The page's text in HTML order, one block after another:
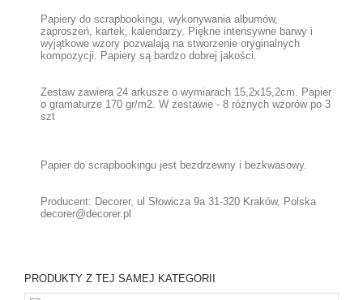
Papiery do scrapbookingu, wykonywania albumów,
zaproszeń, kartek, kalendarzy. Piękne intensywne barwy i
wyjątkowe wzory pozwalają na stworzenie oryginalnych
kompozycji. Papiery są bardzo dobrej jakości.
Zestaw zawiera 24 arkusze o wymiarach 15,2x15,2cm. Papier
o gramaturze 170 gr/m2. W zestawie - 8 różnych wzorów po 3
szt
Papier do scrapbookingu jest bezdrzewny i bezkwasowy.
Producent: Decorer, ul Słowicza 9a 31-320 Kraków, Polska
decorer@decorer.pl
PRODUKTY Z TEJ SAMEJ KATEGORII